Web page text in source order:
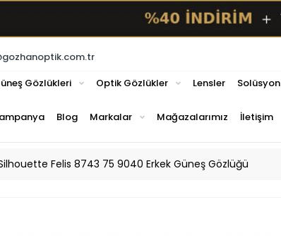
Gözlükleri Optik Gözlükler Lensler Solüsyon
Blog Markalar Mağazalarımız İletişim
Felis 8743 75 9040 Erkek Güneş Gözlüğü